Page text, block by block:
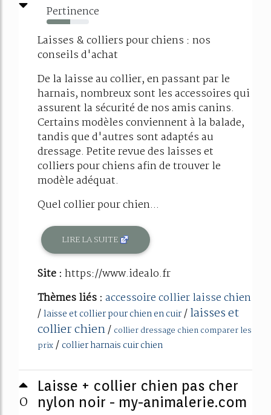
Pertinence
55%
Laisses & colliers pour chiens : nos
conseils d'achat
De la laisse au collier, en passant par le
harnais, nombreux sont les accessoires qui
assurent la sécurité de nos amis canins.
Certains modèles conviennent à la balade,
tandis que d'autres sont adaptés au
dressage. Petite revue des laisses et
colliers pour chiens afin de trouver le
modèle adéquat.
Quel collier pour chien...
LIRE LA SUITE
Site : https://www.idealo.fr
Thèmes liés : accessoire collier laisse chien
/laisse et collier pour chien en cuir/laisses et
collier chien/ collier dressage chien comparer les
prix/ collier harnais cuir chien
0
Laisse + collier chien pas cher
nylon noir - my-animalerie.com